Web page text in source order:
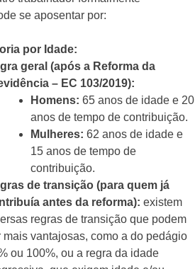
se aposentar por:
por Idade:
geral (após a Reforma da
– EC 103/2019):
Homens: 65 anos de idade e 20
anos de tempo de contribuição.
Mulheres: 62 anos de idade e
15 anos de tempo de
contribuição.
de transição (para quem já
antes da reforma): existem
regras de transição que podem
mais vantajosas, como a do pedágio
ou 100%, ou a regra da idade